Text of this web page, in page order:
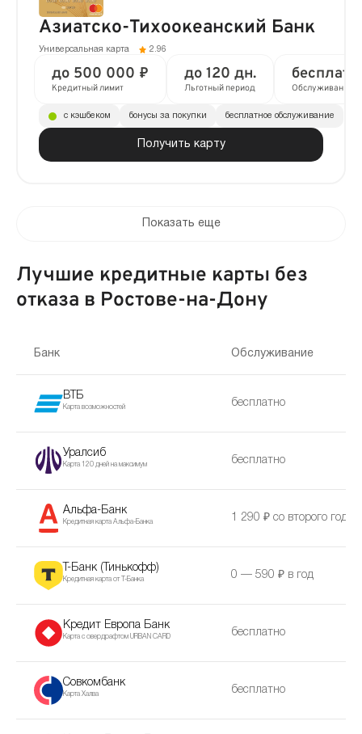
Азиатско-Тихоокеанский Банк
Универсальная карта 2.96
до 500 000 ₽
Кредитный лимит
до 120 дн.
Льготный период Обслуживание
Получить карту
с кэшбеком бонусы за покупки бесплатное обслуживание
Показать еще
Лучшие кредитные карты без
отказа в Ростове-на-Дону
Банк Обслуживание
ВТБ
Карта возможностей бесплатно
Уралсиб
Карта 120 дней на максимум бесплатно
Альфа-Банк
Кредитная карта Альфа-Банка 1 290 ₽ со второго года
Т-Банк (Тинькофф)
Кредитная карта от Т-Банка 0 — 590 ₽ в год
Кредит Европа Банк
Карта с овердрафтом URBAN CARD бесплатно
Совкомбанк
Карта Халва бесплатно